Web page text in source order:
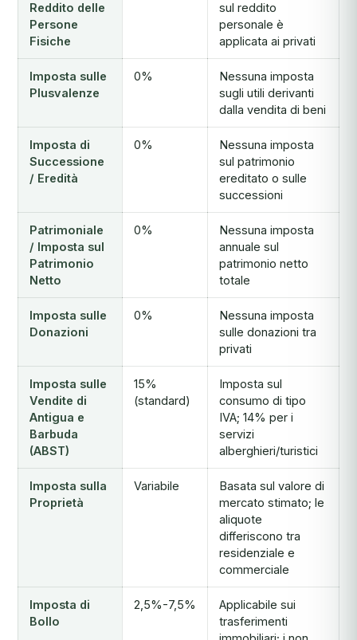
Reddito delle
Persone
Fisiche
sul reddito
personale è
applicata ai privati
Imposta sulle
Plusvalenze
0%
Nessuna imposta
sugli utili derivanti
dalla vendita di beni
Imposta di
Successione
/ Eredità
0%
Nessuna imposta
sul patrimonio
ereditato o sulle
successioni
Patrimoniale
/ Imposta sul
Patrimonio
Netto
0%
Nessuna imposta
annuale sul
patrimonio netto
totale
Imposta sulle
Donazioni
0%
Nessuna imposta
sulle donazioni tra
privati
Imposta sulle
Vendite di
Antigua e
Barbuda
(ABST)
15%
(standard)
Imposta sul
consumo di tipo
IVA; 14% per i
servizi
alberghieri/turistici
Imposta sulla
Proprietà
Variabile
Basata sul valore di
mercato stimato; le
aliquote
differiscono tra
residenziale e
commerciale
Imposta di
Bollo
2,5%-7,5%
Applicabile sui
trasferimenti